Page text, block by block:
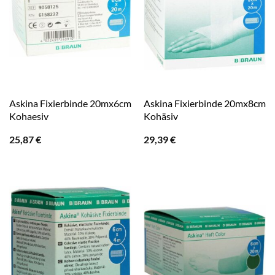
Askina Fixierbinde 20mx6cm
Kohaesiv
25,87€
Askina Fixierbinde 20mx8cm
Kohäsiv
29,39€